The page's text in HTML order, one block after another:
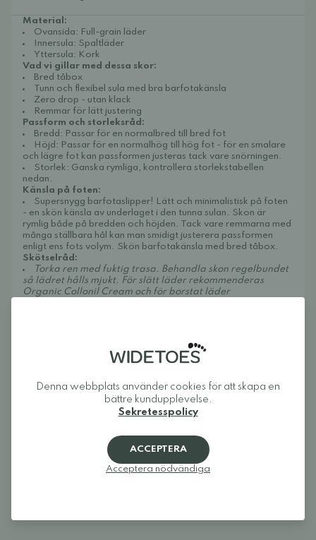
Material:
Ovansida: Full-grain läder
Innersula: Spaltläder
Yttersula: Kork
Vad vi gillar med dessa skor:
Bred tåbox
Tunn och flexibel sula med bra barfotakänsla
Zero drop - utan klack
Remmar för lätt justering
Passform och storleksråd:
Bredd: Passar för en normalbred till bred fot
Höjd: Passar för en normalhög till hög fot - för en smalare
och lägre fot kan passformen justeras tack vare snörningen.
Storlek: Ganska rymliga, kontrollera storlekstabellen
nedan.
Känsla på foten:
Supersnygg barfotaslipper! Lätt och minimalistisk på foten
- en skön känsla av underlaget i den tunna sulan. Skon är
rymlig både på bredden och höjden. Tack vare remmarna med
många ställbara hål kan man smidigt justerera passformen
enligt ens fots volym. Skön barfotakänsla med bred tåbox.
Skötselråd:
Torka ren med fuktig trasa. Behandla skon regelbundet
så lädret hålls mjukt. För slätt läder rekommenderas
Organic Collonil Cream och för borstat läder
snygga. Vi specialiserar oss på breda skor, fotformade skor,
barfotaskor och minimalistiska skor för hela familjen. Vårt mål
är att samla ett av Europas bästa utbud av fotformade på ett
ställe och göra det enkelt att hitta modeller som ger tårna den
Widetoes: skor som ser ut som foten, inte tvärtom.
Denna webbplats använder cookies för att skapa en
bättre kundupplevelse.
Sekretesspolicy
ACCEPTERA
Acceptera nödvändiga